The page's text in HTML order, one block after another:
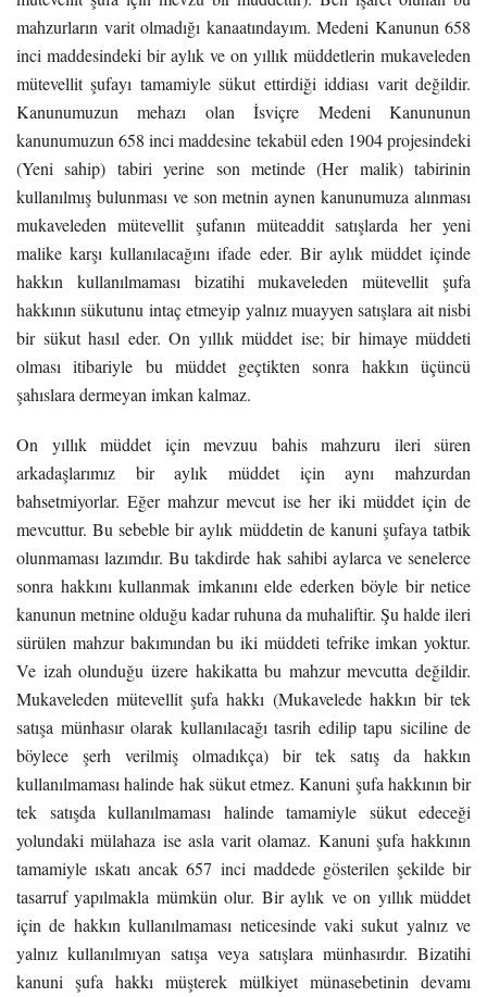
mahzurların varit olmadığı kanaatındayım. Medeni Kanunun 658
inci maddesindeki bir aylık ve on yıllık müddetlerin mukaveleden
mütevellit şufayı tamamiyle sükut ettirdiği iddiası varit değildir.
Kanunumuzun mehazı olan İsviçre Medeni Kanununun
kanunumuzun 658 inci maddesine tekabül eden 1904 projesindeki
(Yeni sahip) tabiri yerine son metinde (Her malik) tabirinin
kullanılmış bulunması ve son metnin aynen kanunumuza alınması
mukaveleden mütevellit şufanın müteaddit satışlarda her yeni
malike karşı kullanılacağını ifade eder. Bir aylık müddet içinde
hakkın kullanılmaması bizatihi mukaveleden mütevellit şufa
hakkının sükutunu intaç etmeyip yalnız muayyen satışlara ait nisbi
bir sükut hasıl eder. On yıllık müddet ise; bir himaye müddeti
olması itibariyle bu müddet geçtikten sonra hakkın üçüncü
şahıslara dermeyan imkan kalmaz.
On yıllık müddet için mevzuu bahis mahzuru ileri süren
arkadaşlarımız bir aylık müddet için aynı mahzurdan
bahsetmiyorlar. Eğer mahzur mevcut ise her iki müddet için de
mevcuttur. Bu sebeble bir aylık müddetin de kanuni şufaya tatbik
olunmaması lazımdır. Bu takdirde hak sahibi aylarca ve senelerce
sonra hakkını kullanmak imkanını elde ederken böyle bir netice
kanunun metnine olduğu kadar ruhuna da muhaliftir. Şu halde ileri
sürülen mahzur bakımından bu iki müddeti tefrike imkan yoktur.
Ve izah olunduğu üzere hakikatta bu mahzur mevcutta değildir.
Mukaveleden mütevellit şufa hakkı (Mukavelede hakkın bir tek
satışa münhasır olarak kullanılacağı tasrih edilip tapu siciline de
böylece şerh verilmiş olmadıkça) bir tek satış da hakkın
kullanılmaması halinde hak sükut etmez. Kanuni şufa hakkının bir
tek satışda kullanılmaması halinde tamamiyle sükut edeceği
yolundaki mülahaza ise asla varit olamaz. Kanuni şufa hakkının
tamamiyle ıskatı ancak 657 inci maddede gösterilen şekilde bir
tasarruf yapılmakla mümkün olur. Bir aylık ve on yıllık müddet
için de hakkın kullanılmaması neticesinde vaki sukut yalnız ve
yalnız kullanılmıyan satışa veya satışlara münhasırdır. Bizatihi
kanuni şufa hakkı müşterek mülkiyet münasebetinin devamı